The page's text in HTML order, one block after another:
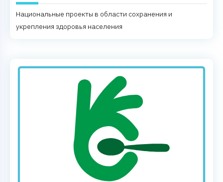
Национальные проекты в области сохранения и
укрепления здоровья населения